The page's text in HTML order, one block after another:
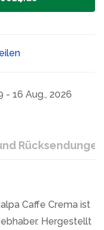
- 16 Aug., 2026
Rücksendungen
Caffe Crema ist
Hergestellt